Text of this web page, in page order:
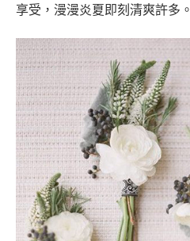
享受，漫漫炎夏即刻清爽許多。